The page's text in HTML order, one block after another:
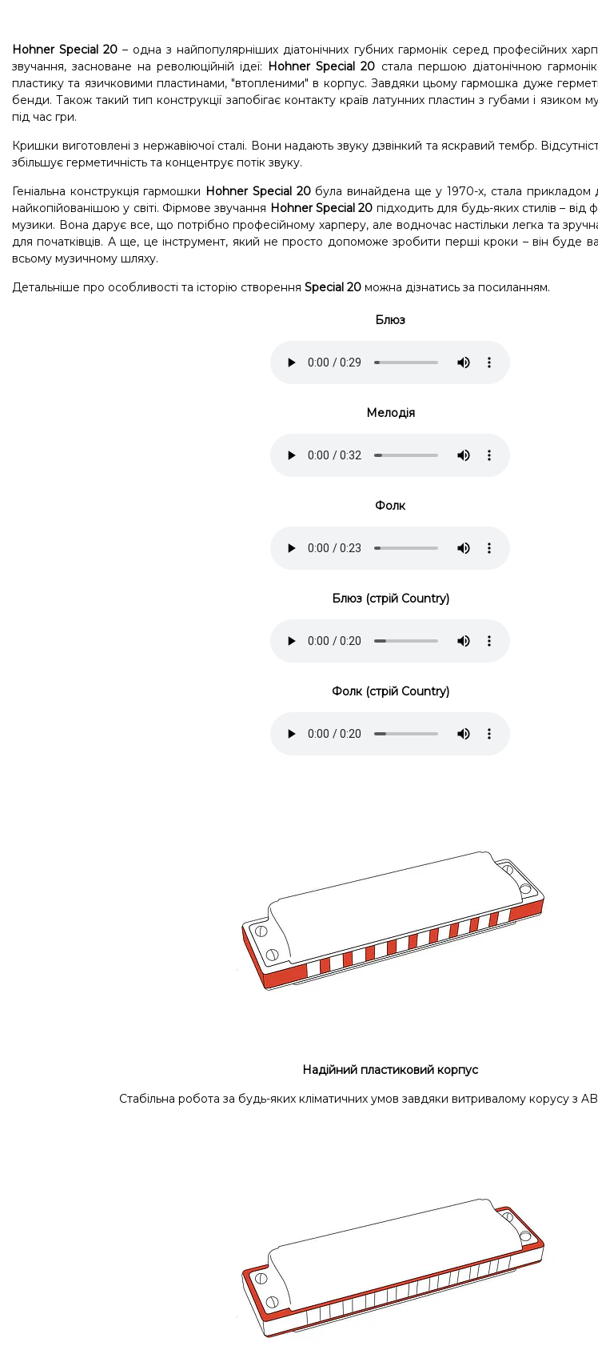
Hohner Special 20– одна з найпопулярніших діатонічних губних гармонік серед професійних
звучання, засноване на революційній ідеї: Hohner Special 20 стала першою діатонічною
пластику та язичковими пластинами, "втопленими" в корпус. Завдяки цьому гармошка дуже
бенди. Також такий тип конструкції запобігає контакту країв латунних пластин з губами і
під час гри.
Кришки виготовлені з нержавіючої сталі. Вони надають звуку дзвінкий та яскравий тембр.
збільшує герметичність та концентрує потік звуку.
Геніальна конструкція гармошки Hohner Special 20 була винайдена ще у 1970-х, стала прикладом
найкопійованішою у світі. Фірмове звучання Hohner Special 20 підходить для будь-яких стилів – від
музики. Вона дарує все, що потрібно професійному харперу, але водночас настільки легка та
для початківців. А ще, це інструмент, який не просто допоможе зробити перші кроки – він буде
всьому музичному шляху.
Детальніше про особливості та історію створення Special 20 можна дізнатись за посиланням.
Блюз
Мелодія
Фолк
Блюз (стрій Country)
Фолк (стрій Country)
Надійний пластиковий корпус
Стабільна робота за будь-яких кліматичних умов завдяки витривалому корусу з